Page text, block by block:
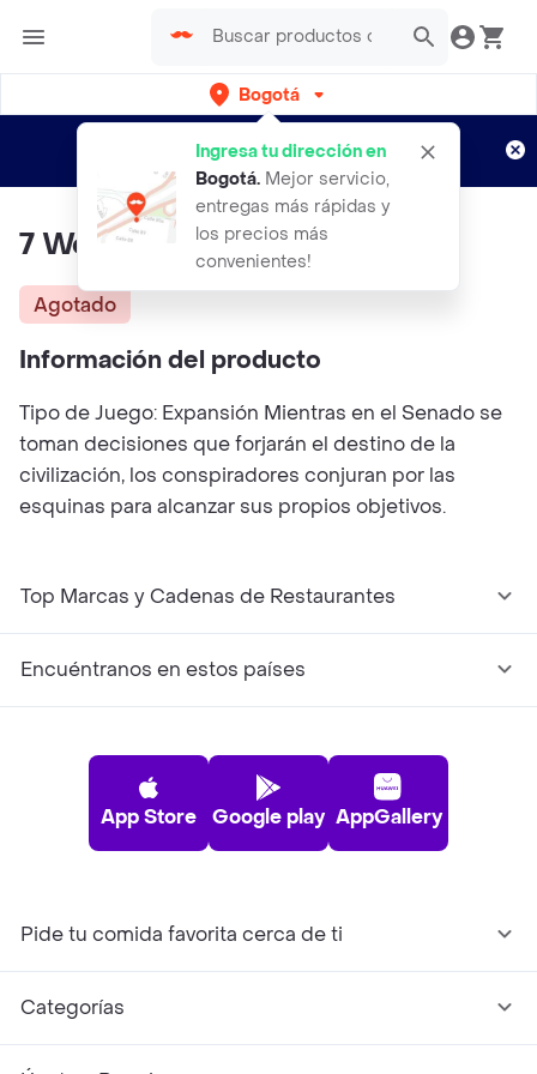
Bogotá
Ingresa tu dirección en
Bogotá. Mejor servicio,
entregas más rápidas y
los precios más
convenientes!
envíos gratis por semanas
Aplican TyC
7 Wonders: Duel Agora
Agotado
Información del producto
Tipo de Juego: Expansión Mientras en el Senado se
toman decisiones que forjarán el destino de la
civilización, los conspiradores conjuran por las
esquinas para alcanzar sus propios objetivos.
Top Marcas y Cadenas de Restaurantes
Encuéntranos en estos países
App Store Google play AppGallery
Pide tu comida favorita cerca de ti
Categorías